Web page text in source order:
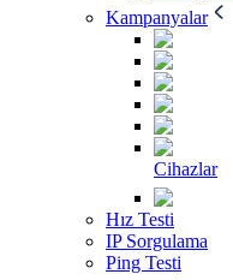
Kampanyalar
Cihazlar
Hız Testi
IP Sorgulama
Ping Testi